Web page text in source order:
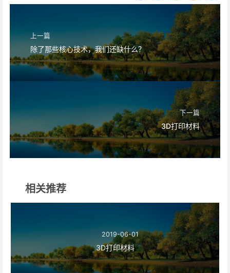
上一篇
除了那些核心技术，我们还缺什么？
下一篇
3D打印材料
相关推荐
2019-06-01
3D打印材料